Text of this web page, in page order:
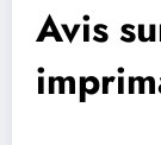
Avis